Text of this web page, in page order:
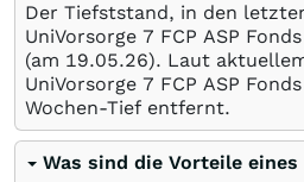
Der Tiefststand, in den
UniVorsorge 7 FCP ASP
(am 19.05.26). Laut
UniVorsorge 7 FCP ASP
Wochen-Tief entfernt.
Was sind die Vorteile